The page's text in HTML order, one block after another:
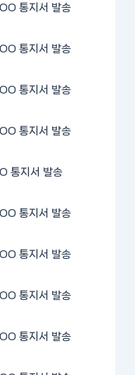
통지서 발송
통지서 발송
통지서 발송
통지서 발송
통지서 발송
통지서 발송
통지서 발송
통지서 발송
통지서 발송